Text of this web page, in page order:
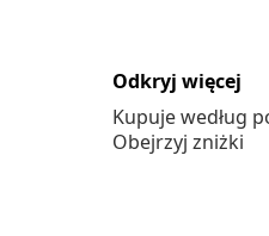
Odkryj więcej
Kupuje według
Obejrzyj zniżki